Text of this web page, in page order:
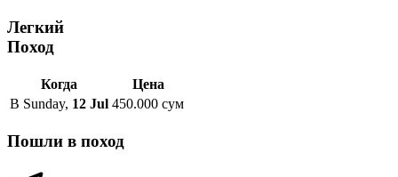
Легкий
Поход
Когда
Цена
В Sunday, 12 Jul 450.000 сум
Пошли в поход